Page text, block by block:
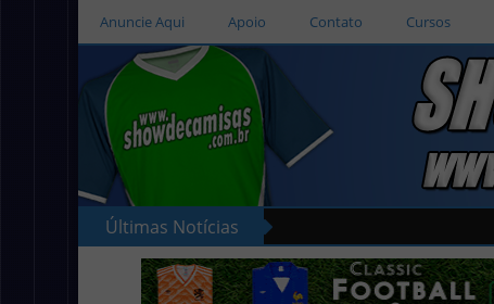
Anuncie Aqui Apoio Contato Cursos
Últimas Notícias